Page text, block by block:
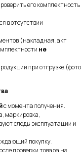
его комплектность
в отсутствии
(накладная, акт
не
при отгрузке (фото
с момента получения.
маркировка,
следы эксплуатации и
покупку.